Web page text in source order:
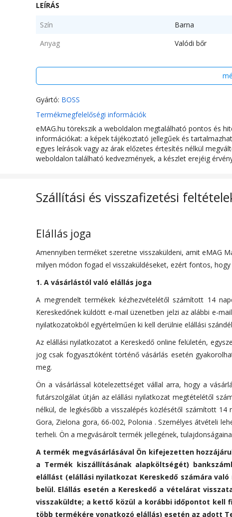
LEÍRÁS
Szín
Barna
Anyag
Valódi bőr
Gyártó: BOSS
Termékmegfelelőségi információk
eMAG.hu törekszik a weboldalon megtalálható pontos és
információkat: a képek tájékoztató jellegűek és
egyes leírások vagy az árak előzetes értesítés nélkül
weboldalon található kedvezmények, a készlet erejéig
Szállítási és visszafizetési
Elállás joga
Amennyiben terméket szeretne visszaküldeni, amit eMAG
milyen módon fogad el visszaküldéseket, ezért fontos,
1. A vásárlástól való elállás joga
A megrendelt termékek kézhezvételétől számított 14
Kereskedőnek küldött e-mail üzenetben jelzi az alábbi e-
nyilatkozatokból egyértelműen ki kell derülnie elállási
Az elállási nyilatkozatot a Kereskedő online felületén,
jog csak fogyasztóként történő vásárlás esetén
meg.
Ön a vásárlással kötelezettséget vállal arra, hogy a
futárszolgálat útján az elállási nyilatkozat megtételétől
nélkül, de legkésőbb a visszalépés közlésétől számított
Gora, Zielona gora, 66-002, Polonia . Személyes átvételi
terheli. Ön a megvásárolt termék jellegének,
A termék megvásárlásával Ön kifejezetten
a Termék kiszállításának alapköltségét)
elállást (elállási nyilatkozat Kereskedő számára
belül. Elállás esetén a Kereskedő a vételárat
visszaküldte; a kettő közül a korábbi időpontot kell
több termékére vonatkozó elállás) esetén az adott